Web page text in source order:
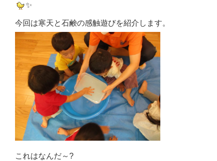
✨
今回は寒天と石鹸の感触遊びを紹介します。
これはなんだ～?